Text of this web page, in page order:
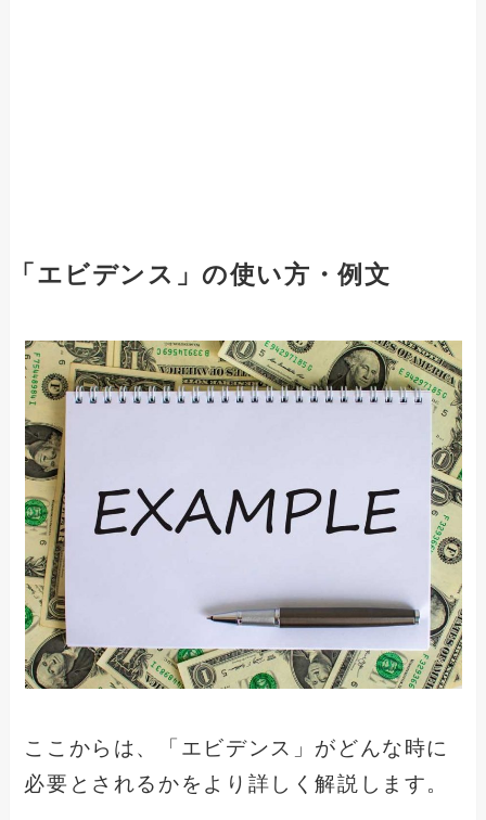
「エビデンス」の使い方・例文
ここからは、「エビデンス」がどんな時に
必要とされるかをより詳しく解説します。